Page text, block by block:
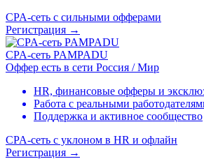
CPA-сеть с сильными офферами
Регистрация →
CPA-сеть PAMPADU
Оффер есть в сети Россия / Мир
HR, финансовые офферы и
Работа с реальными
Поддержка и активное сообщество
CPA-сеть с уклоном в HR и офлайн
Регистрация →